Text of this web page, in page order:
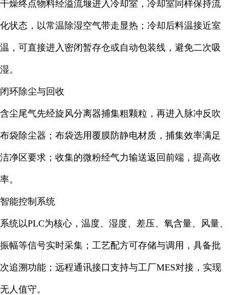
干燥终点物料经溢流堰进入冷却室，冷却室同样保持流
化状态，以常温除湿空气带走显热；冷却后料温接近室
温，可直接进入密闭暂存仓或自动包装线，避免二次吸
湿。
闭环除尘与回收
含尘尾气先经旋风分离器捕集粗颗粒，再进入脉冲反吹
布袋除尘器；布袋选用覆膜防静电材质，捕集效率满足
洁净区要求；收集的微粉经气力输送返回前端，提高收
率。
智能控制系统
系统以PLC为核心，温度、湿度、差压、氧含量、风量、
振幅等信号实时采集；工艺配方可存储与调用，具备批
次追溯功能；远程通讯接口支持与工厂MES对接，实现
无人值守。